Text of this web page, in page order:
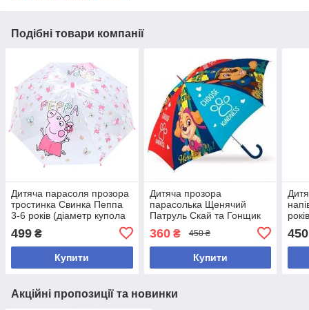
Подібні товари компанії
Дитяча парасоля прозора
тростинка Свинка Пеппа
3-6 років (діаметр купола
499 ₴
Купити
Дитяча прозора
парасолька Щенячий
Патруль Скай та Гонщик
360₴ 450 ₴
Купити
450
Акційні пропозиції та новинки